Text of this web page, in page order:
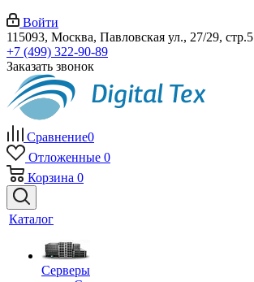
Войти
115093, Москва, Павловская ул., 27/29, стр.5
+7 (499) 322-90-89
Заказать звонок
Сравнение0
Отложенные 0
Корзина 0
Каталог
Серверы